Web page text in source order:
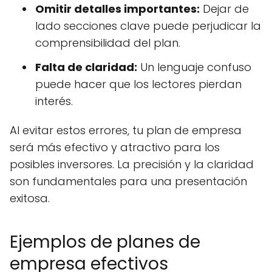
Omitir detalles importantes: Dejar de
lado secciones clave puede perjudicar la
comprensibilidad del plan.
Falta de claridad: Un lenguaje confuso
puede hacer que los lectores pierdan
interés.
Al evitar estos errores, tu plan de empresa
será más efectivo y atractivo para los
posibles inversores. La precisión y la claridad
son fundamentales para una presentación
exitosa.
Ejemplos de planes de
empresa efectivos